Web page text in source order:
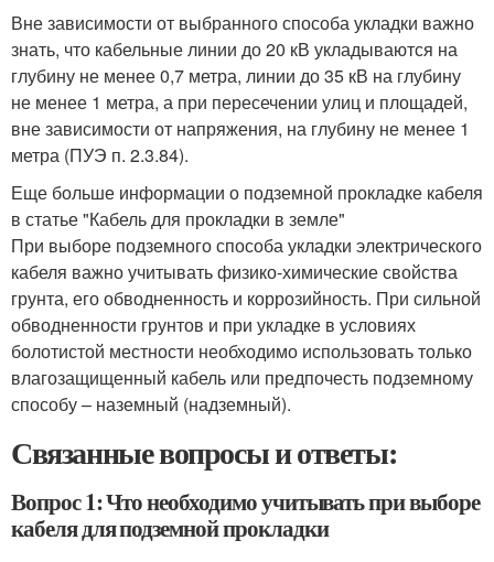
Вне зависимости от выбранного способа укладки важно
знать, что кабельные линии до 20 кВ укладываются на
глубину не менее 0,7 метра, линии до 35 кВ на глубину
не менее 1 метра, а при пересечении улиц и площадей,
вне зависимости от напряжения, на глубину не менее 1
метра (ПУЭ п. 2.3.84).
Еще больше информации о подземной прокладке кабеля
в статье "Кабель для прокладки в земле"
При выборе подземного способа укладки электрического
кабеля важно учитывать физико-химические свойства
грунта, его обводненность и коррозийность. При сильной
обводненности грунтов и при укладке в условиях
болотистой местности необходимо использовать только
влагозащищенный кабель или предпочесть подземному
способу – наземный (надземный).
Связанные вопросы и ответы:
Вопрос 1: Что необходимо учитывать при выборе
кабеля для подземной прокладки